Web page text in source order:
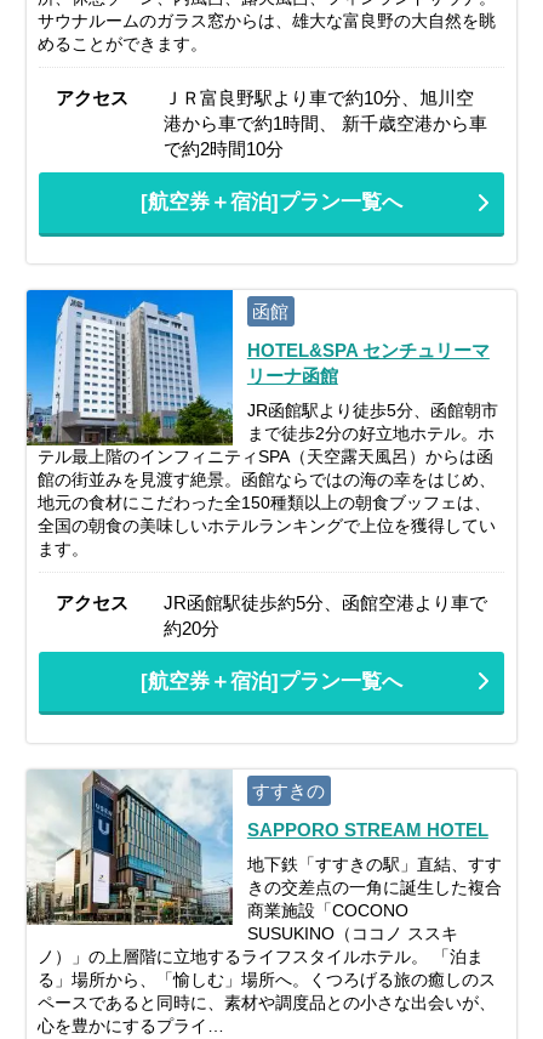
サウナルームのガラス窓からは、雄大な富良野の大自然を眺
めることができます。
アクセス
ＪＲ富良野駅より車で約10分、旭川空
港から車で約1時間、 新千歳空港から車
で約2時間10分
[航空券＋宿泊]プラン一覧へ
函館
HOTEL&SPA センチュリーマ
リーナ函館
JR函館駅より徒歩5分、函館朝市
まで徒歩2分の好立地ホテル。ホ
テル最上階のインフィニティSPA（天空露天風呂）からは函
館の街並みを見渡す絶景。函館ならではの海の幸をはじめ、
地元の食材にこだわった全150種類以上の朝食ブッフェは、
全国の朝食の美味しいホテルランキングで上位を獲得してい
ます。
アクセス
JR函館駅徒歩約5分、函館空港より車で
約20分
[航空券＋宿泊]プラン一覧へ
すすきの
SAPPORO STREAM HOTEL
地下鉄「すすきの駅」直結、すす
きの交差点の一角に誕生した複合
商業施設「COCONO
SUSUKINO（ココノ ススキ
ノ）」の上層階に立地するライフスタイルホテル。 「泊ま
る」場所から、「愉しむ」場所へ。くつろげる旅の癒しのス
ペースであると同時に、素材や調度品との小さな出会いが、
心を豊かにするプライ…